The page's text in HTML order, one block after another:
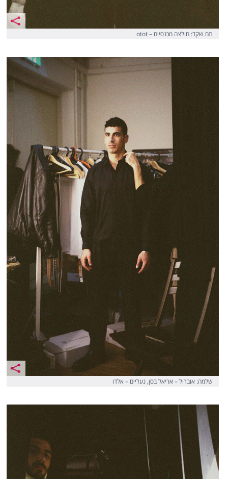
תם שקד: חולצה מכנסיים – otot
שלמה: אוברול – אריאל בסן, נעליים – אלדו